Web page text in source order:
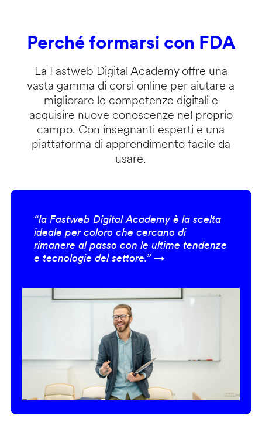
Perché formarsi con FDA
La Fastweb Digital Academy offre una
vasta gamma di corsi online per aiutare a
migliorare le competenze digitali e
acquisire nuove conoscenze nel proprio
campo. Con insegnanti esperti e una
piattaforma di apprendimento facile da
usare.
“la Fastweb Digital Academy è la scelta
ideale per coloro che cercano di
rimanere al passo con le ultime tendenze
e tecnologie del settore.” →